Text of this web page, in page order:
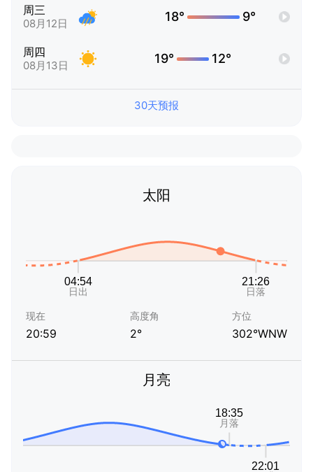
周三
08月12日 18° 9°
周四
08月13日 19° 12°
30天预报
太阳
现在
20:59
高度角
2°
方位
302°WNW
月亮